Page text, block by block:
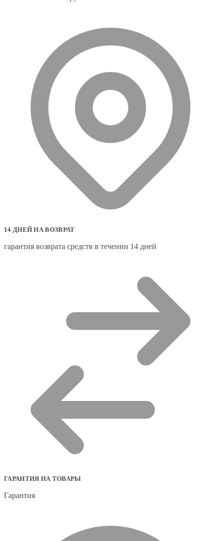
14 ДНЕЙ НА ВОЗВРАТ
гарантия возврата средств в течении 14 дней
ГАРАНТИЯ НА ТОВАРЫ
Гарантия